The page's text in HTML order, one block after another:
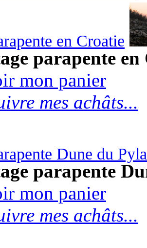
en Croatie
parapente
mon panier
mes achâts...
Dune du
parapente
mon panier
mes achâts...